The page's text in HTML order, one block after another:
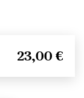
23,00 €